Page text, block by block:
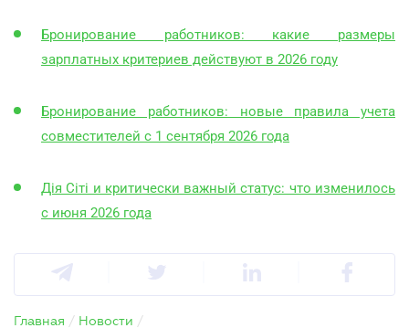
Бронирование работников: какие размеры
зарплатных критериев действуют в 2026 году
Бронирование работников: новые правила учета
совместителей с 1 сентября 2026 года
Дія Сіті и критически важный статус: что изменилось
с июня 2026 года
Главная / Новости /